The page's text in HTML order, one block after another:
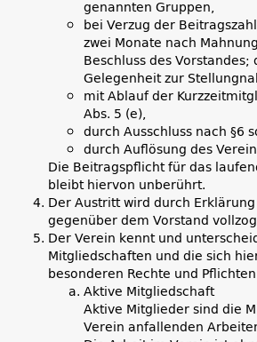
genannten Gruppen,
bei Verzug der
zwei Monate nach
Beschluss des
Gelegenheit zur
mit Ablauf der
Abs. 5 (e),
durch Ausschluss nach §6
durch Auflösung des
Die Beitragspflicht für das
bleibt hiervon unberührt.
Der Austritt wird durch
gegenüber dem Vorstand
Der Verein kennt und
Mitgliedschaften und die sich
besonderen Rechte und
Aktive Mitgliedschaft
Aktive Mitglieder sind die
Verein anfallenden